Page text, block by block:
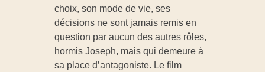
choix, son mode de vie, ses
décisions ne sont jamais remis en
question par aucun des autres rôles,
hormis Joseph, mais qui demeure à
sa place d’antagoniste. Le film